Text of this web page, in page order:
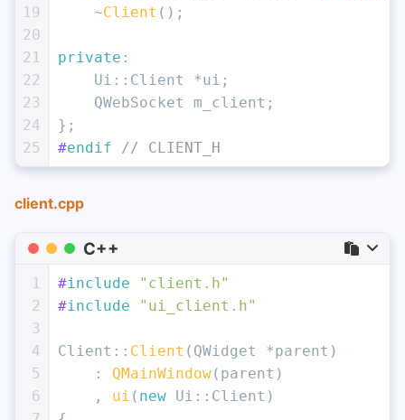
19
20
21
22
23
24
25
    ~
Client ();
private :
    Ui::Client *ui;
    QWebSocket m_client;
};
#endif // CLIENT_H
client.cpp
C++
1
2
3
4
5
6
#include
"client.h"
#include "ui_client.h"
Client:: Client (QWidget *parent)
    :
QMainWindow(parent)
    ,
ui ( new Ui::Client)